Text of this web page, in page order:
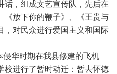
话，组成文艺宣传队，先后在
《放下你的鞭子》、《王贵与
，对民众进行爱国主义和国际
华时期在我县修建的飞机
校进行了暂时动迁：暂去怀德